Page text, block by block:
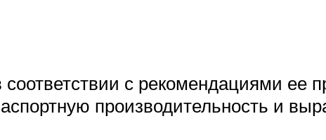
с рекомендациями ее
производительность и